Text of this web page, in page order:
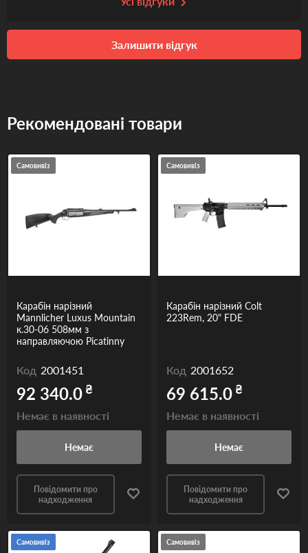
Залишити відгук
Рекомендовані товари
Самовивіз
Карабін нарізний
Mannlicher Luxus Mountain
к.30-06 508мм з
направляючою Picatinny
Код 2001451
92 340.0₴
Немає в наявності
Немає
Повідомити про
надходження
Самовивіз
Карабін нарізний Colt
223Rem, 20" FDE
Код 2001652
69 615.0₴
Немає в наявності
Немає
Повідомити про
надходження
Самовивіз Самовивіз